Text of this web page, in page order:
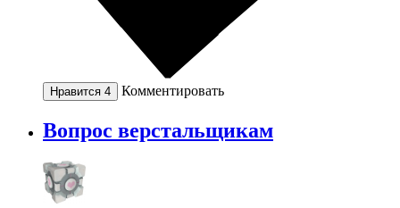
Нравится 4 Комментировать
Вопрос верстальщикам